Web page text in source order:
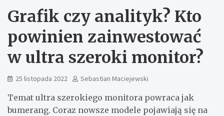
Grafik czy analityk? Kto
powinien zainwestować
w ultra szeroki monitor?
25 listopada 2022 Sebastian Maciejewski
Temat ultra szerokiego monitora powraca jak
bumerang. Coraz nowsze modele pojawiają się na